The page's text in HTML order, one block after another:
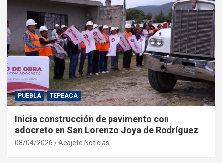
PUEBLA TEPEACA
Inicia construcción de pavimento con
adocreto en San Lorenzo Joya de Rodríguez
08/04/2026 Acajete Noticias